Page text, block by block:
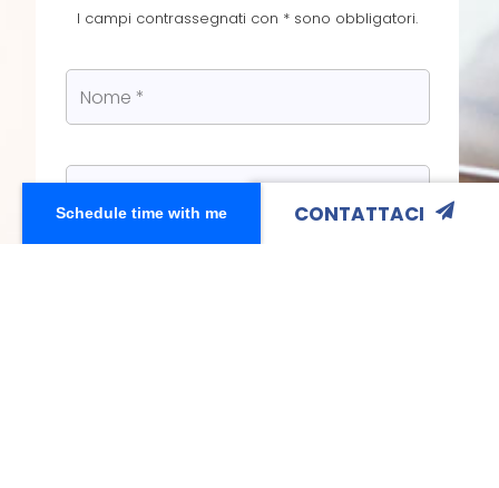
Schedule time with me CONTATTACI
I campi contrassegnati con * sono obbligatori.